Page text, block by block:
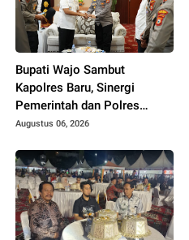
Bupati Wajo Sambut
Kapolres Baru, Sinergi
Pemerintah dan Polres
Diperkuat
Augustus 06, 2026